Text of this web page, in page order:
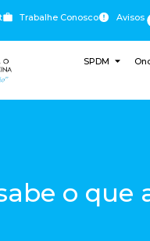
Trabalhe Conosco Avisos
SPDM
o que